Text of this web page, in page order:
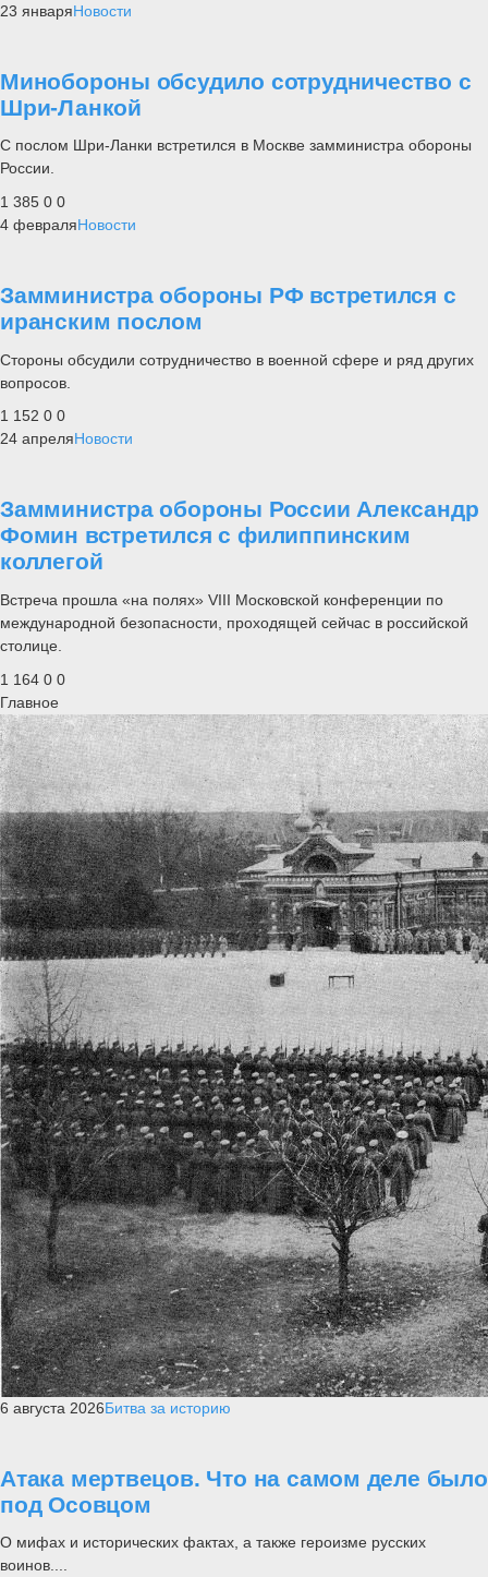
23 январяНовости
Минобороны обсудило сотрудничество с
Шри-Ланкой
С послом Шри-Ланки встретился в Москве замминистра обороны
России.
1 385 0 0
4 февраляНовости
Замминистра обороны РФ встретился с
иранским послом
Стороны обсудили сотрудничество в военной сфере и ряд других
вопросов.
1 152 0 0
24 апреляНовости
Замминистра обороны России Александр
Фомин встретился с филиппинским
коллегой
Встреча прошла «на полях» VIII Московской конференции по
международной безопасности, проходящей сейчас в российской
столице.
1 164 0 0
Главное
6 августа 2026Битва за историю
Атака мертвецов. Что на самом деле было
под Осовцом
О мифах и исторических фактах, а также героизме русских
воинов....